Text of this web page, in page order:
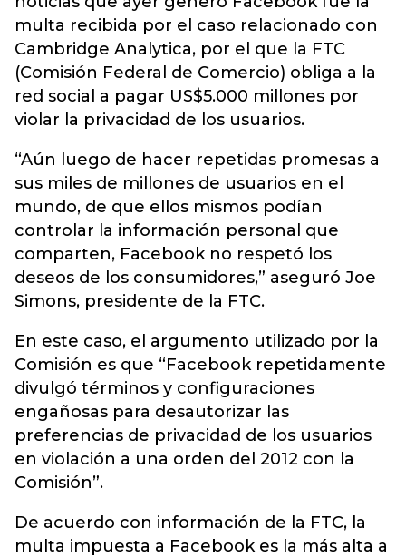
multa recibida por el caso relacionado con
Cambridge Analytica, por el que la FTC
(Comisión Federal de Comercio) obliga a la
red social a pagar US$5.000 millones por
violar la privacidad de los usuarios.
“Aún luego de hacer repetidas promesas a
sus miles de millones de usuarios en el
mundo, de que ellos mismos podían
controlar la información personal que
comparten, Facebook no respetó los
deseos de los consumidores,” aseguró Joe
Simons, presidente de la FTC.
En este caso, el argumento utilizado por la
Comisión es que “Facebook repetidamente
divulgó términos y configuraciones
engañosas para desautorizar las
preferencias de privacidad de los usuarios
en violación a una orden del 2012 con la
Comisión”.
De acuerdo con información de la FTC, la
multa impuesta a Facebook es la más alta a